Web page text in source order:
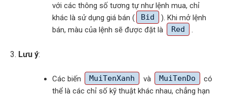
với các thông số tương tự như lệnh mua, chỉ
khác là sử dụng giá bán (
Bid
). Khi mở lệnh
bán, màu của lệnh sẽ được đặt là
Red .
Lưu ý:
Các biến MuiTenXanh và MuiTenDo
có
thể là các chỉ số kỹ thuật khác nhau, chẳng hạn